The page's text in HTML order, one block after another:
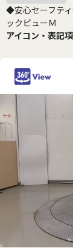
◆安心セーフテ
ックビューＭ
アイコン・表記